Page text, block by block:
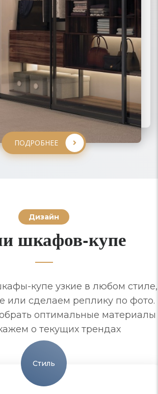
ПОДРОБНЕЕ
ПОДРОБНЕЕ
ПОДРОБНЕЕ
Дизайн
шкафов-купе
купе узкие в любом стиле,
или сделаем реплику по фото.
оптимальные материалы
о текущих трендах
Стиль